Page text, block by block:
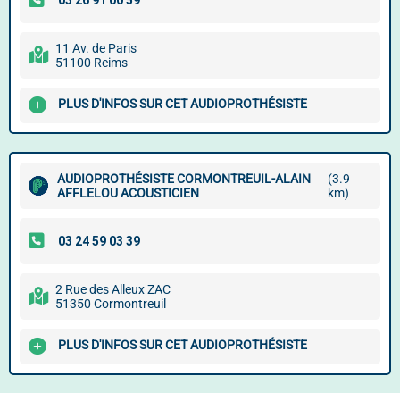
11 Av. de Paris
51100 Reims
PLUS D'INFOS SUR CET AUDIOPROTHÉSISTE
AUDIOPROTHÉSISTE CORMONTREUIL-ALAIN
AFFLELOU ACOUSTICIEN
(3.9
km)
2 Rue des Alleux ZAC
51350 Cormontreuil
PLUS D'INFOS SUR CET AUDIOPROTHÉSISTE